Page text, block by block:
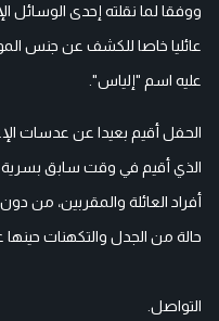
ووفقا لما نقلته إحدى الوسائل
عائليا خاصا للكشف عن جنس
عليه اسم "إلياس".
الحفل أقيم بعيدا عن عدسات
الذي أقيم في وقت سابق
أفراد العائلة والمقربين، من
حالة من الجدل والتكهنات
التواصل.